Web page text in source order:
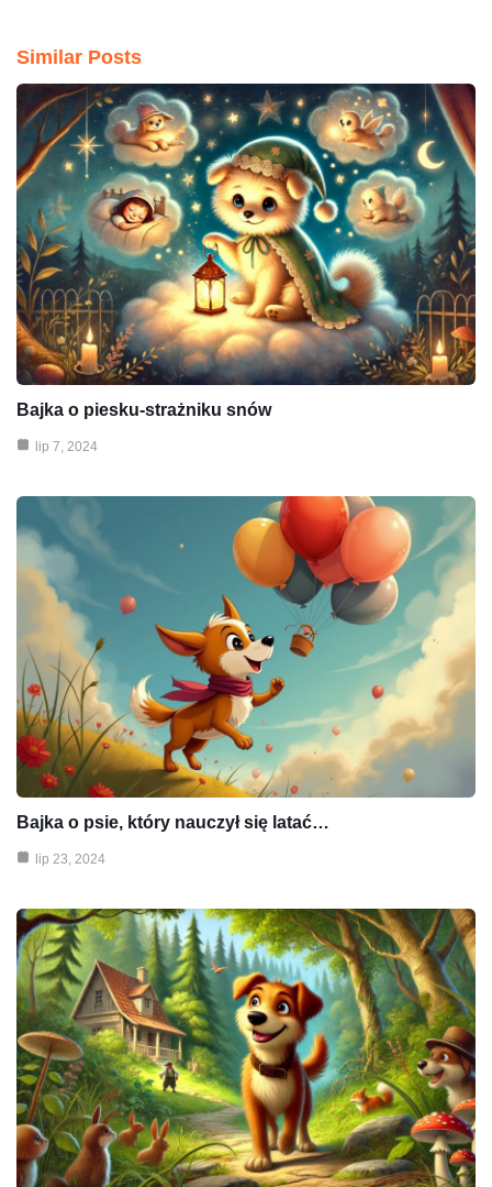
Similar Posts
Bajka o piesku-strażniku snów
lip 7, 2024
Bajka o psie, który nauczył się latać…
lip 23, 2024